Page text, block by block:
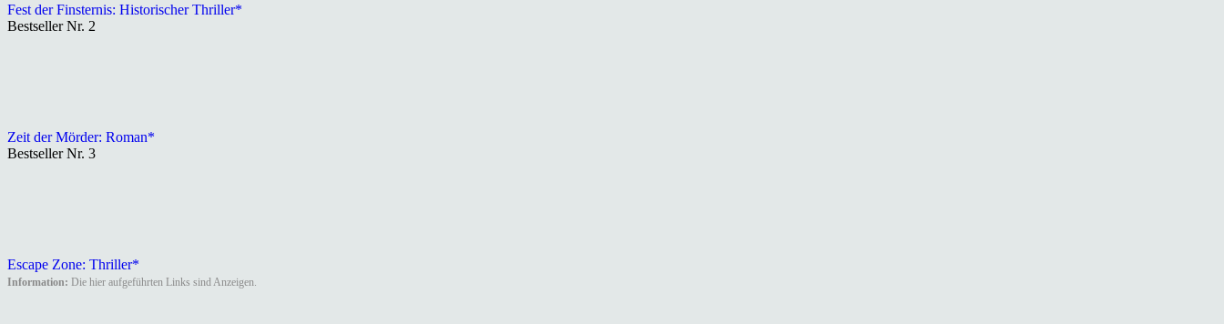
Fest der Finsternis: Historischer Thriller*
Bestseller Nr. 2
Zeit der Mörder: Roman*
Bestseller Nr. 3
Escape Zone: Thriller*
Information: Die hier aufgeführten Links sind Anzeigen.